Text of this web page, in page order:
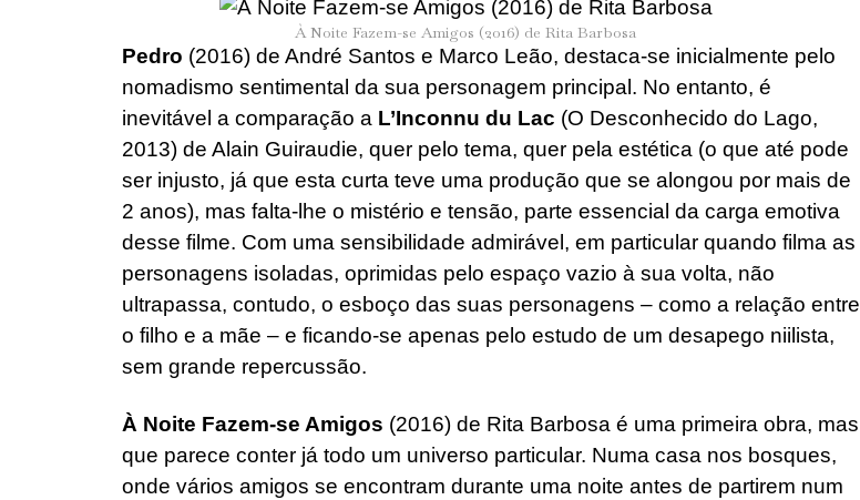
À Noite Fazem-se Amigos (2016) de Rita Barbosa
Pedro (2016) de André Santos e Marco Leão, destaca-se inicialmente pelo
nomadismo sentimental da sua personagem principal. No entanto, é
inevitável a comparação a L’Inconnu du Lac (O Desconhecido do Lago,
2013) de Alain Guiraudie, quer pelo tema, quer pela estética (o que até pode
ser injusto, já que esta curta teve uma produção que se alongou por mais de
2 anos), mas falta-lhe o mistério e tensão, parte essencial da carga emotiva
desse filme. Com uma sensibilidade admirável, em particular quando filma as
personagens isoladas, oprimidas pelo espaço vazio à sua volta, não
ultrapassa, contudo, o esboço das suas personagens – como a relação entre
o filho e a mãe – e ficando-se apenas pelo estudo de um desapego niilista,
sem grande repercussão.
À Noite Fazem-se Amigos (2016) de Rita Barbosa é uma primeira obra, mas
que parece conter já todo um universo particular. Numa casa nos bosques,
onde vários amigos se encontram durante uma noite antes de partirem num